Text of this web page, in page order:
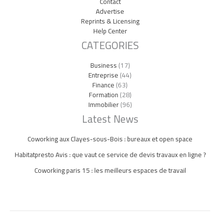
Advertise
Reprints & Licensing
Help Center
CATEGORIES
Business(17)
Entreprise(44)
Finance(63)
Formation(28)
Immobilier(96)
Latest News
Coworking aux Clayes-sous-Bois : bureaux et open space
Habitatpresto Avis : que vaut ce service de devis travaux en ligne ?
Coworking paris 15 : les meilleurs espaces de travail